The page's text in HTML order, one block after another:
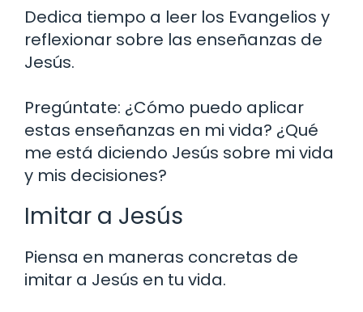
Dedica tiempo a leer los Evangelios y
reflexionar sobre las enseñanzas de
Jesús.
Pregúntate: ¿Cómo puedo aplicar
estas enseñanzas en mi vida? ¿Qué
me está diciendo Jesús sobre mi vida
y mis decisiones?
Imitar a Jesús
Piensa en maneras concretas de
imitar a Jesús en tu vida.